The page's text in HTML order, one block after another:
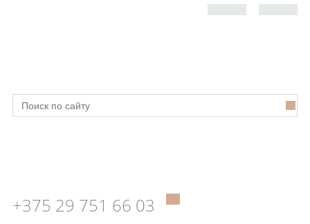
+375 29 751 66 03